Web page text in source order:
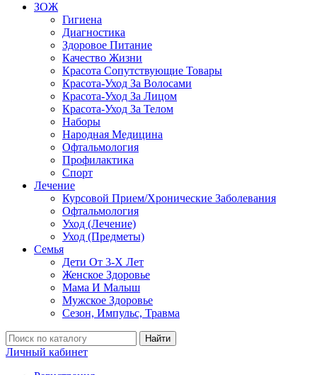
ЗОЖ
Гигиена
Диагностика
Здоровое Питание
Качество Жизни
Красота Сопутствующие Товары
Красота-Уход За Волосами
Красота-Уход За Лицом
Красота-Уход За Телом
Наборы
Народная Медицина
Офтальмология
Профилактика
Спорт
Лечение
Курсовой Прием/Хронические Заболевания
Офтальмология
Уход (Лечение)
Уход (Предметы)
Семья
Дети От 3-Х Лет
Женское Здоровье
Мама И Малыш
Мужское Здоровье
Сезон, Импульс, Травма
Найти
Личный кабинет